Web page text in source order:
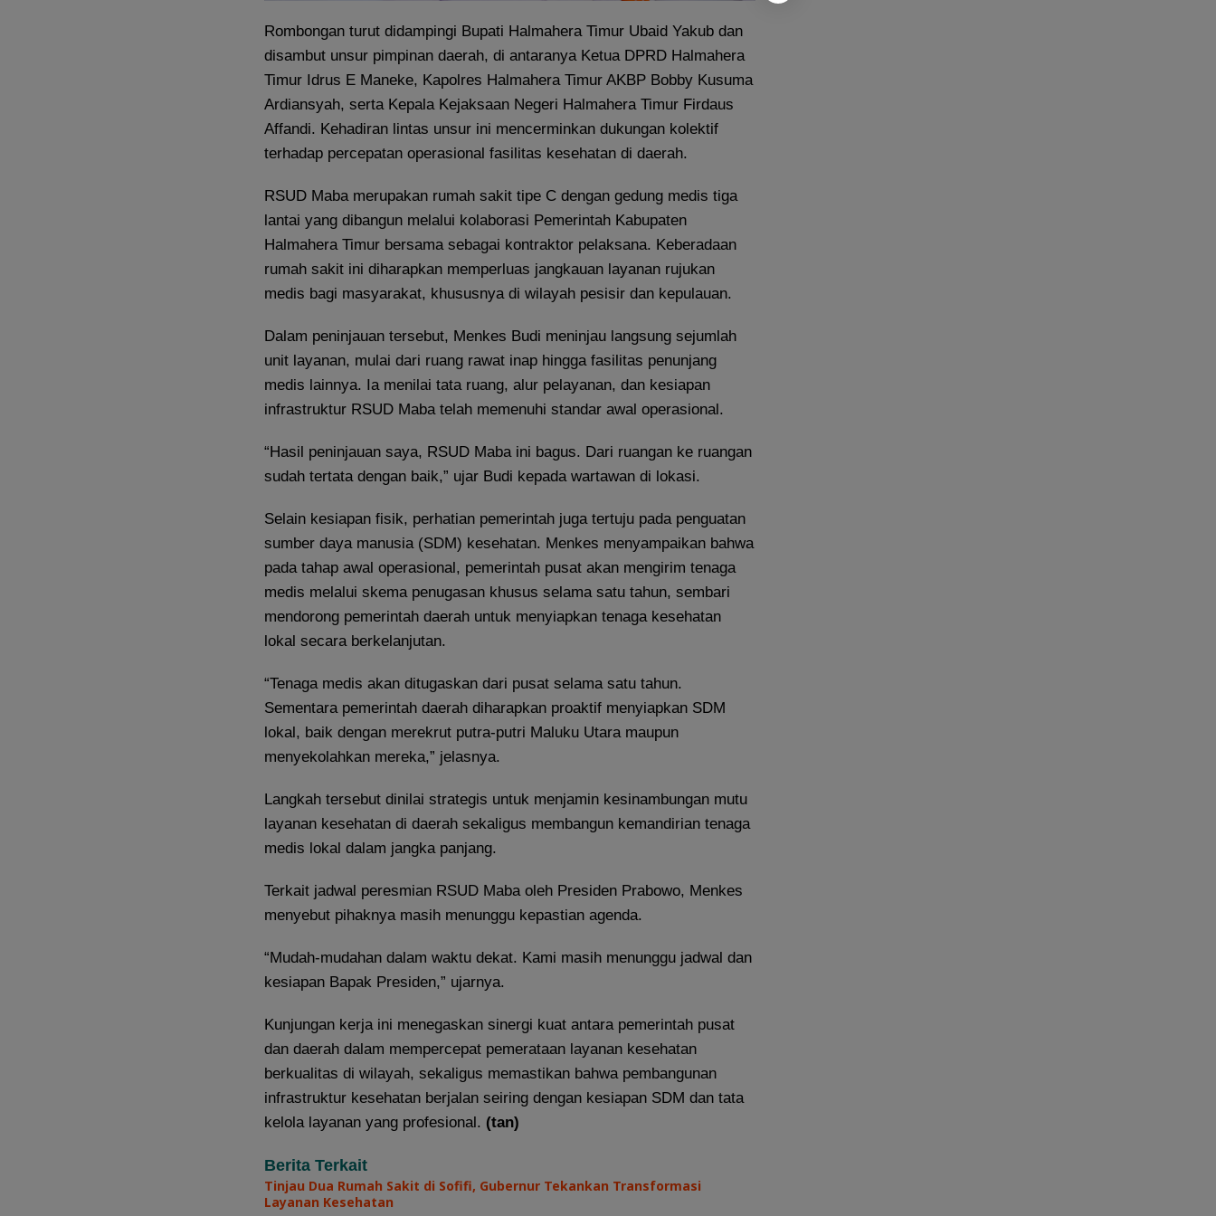
Rombongan turut didampingi Bupati Halmahera Timur Ubaid Yakub dan
disambut unsur pimpinan daerah, di antaranya Ketua DPRD Halmahera
Timur Idrus E Maneke, Kapolres Halmahera Timur AKBP Bobby Kusuma
Ardiansyah, serta Kepala Kejaksaan Negeri Halmahera Timur Firdaus
Affandi. Kehadiran lintas unsur ini mencerminkan dukungan kolektif
terhadap percepatan operasional fasilitas kesehatan di daerah.
RSUD Maba merupakan rumah sakit tipe C dengan gedung medis tiga
lantai yang dibangun melalui kolaborasi Pemerintah Kabupaten
Halmahera Timur bersama sebagai kontraktor pelaksana. Keberadaan
rumah sakit ini diharapkan memperluas jangkauan layanan rujukan
medis bagi masyarakat, khususnya di wilayah pesisir dan kepulauan.
Dalam peninjauan tersebut, Menkes Budi meninjau langsung sejumlah
unit layanan, mulai dari ruang rawat inap hingga fasilitas penunjang
medis lainnya. Ia menilai tata ruang, alur pelayanan, dan kesiapan
infrastruktur RSUD Maba telah memenuhi standar awal operasional.
“Hasil peninjauan saya, RSUD Maba ini bagus. Dari ruangan ke ruangan
sudah tertata dengan baik,” ujar Budi kepada wartawan di lokasi.
Selain kesiapan fisik, perhatian pemerintah juga tertuju pada penguatan
sumber daya manusia (SDM) kesehatan. Menkes menyampaikan bahwa
pada tahap awal operasional, pemerintah pusat akan mengirim tenaga
medis melalui skema penugasan khusus selama satu tahun, sembari
mendorong pemerintah daerah untuk menyiapkan tenaga kesehatan
lokal secara berkelanjutan.
“Tenaga medis akan ditugaskan dari pusat selama satu tahun.
Sementara pemerintah daerah diharapkan proaktif menyiapkan SDM
lokal, baik dengan merekrut putra-putri Maluku Utara maupun
menyekolahkan mereka,” jelasnya.
Langkah tersebut dinilai strategis untuk menjamin kesinambungan mutu
layanan kesehatan di daerah sekaligus membangun kemandirian tenaga
medis lokal dalam jangka panjang.
Terkait jadwal peresmian RSUD Maba oleh Presiden Prabowo, Menkes
menyebut pihaknya masih menunggu kepastian agenda.
“Mudah-mudahan dalam waktu dekat. Kami masih menunggu jadwal dan
kesiapan Bapak Presiden,” ujarnya.
Kunjungan kerja ini menegaskan sinergi kuat antara pemerintah pusat
dan daerah dalam mempercepat pemerataan layanan kesehatan
berkualitas di wilayah, sekaligus memastikan bahwa pembangunan
infrastruktur kesehatan berjalan seiring dengan kesiapan SDM dan tata
kelola layanan yang profesional. (tan)
Berita Terkait
Tinjau Dua Rumah Sakit di Sofifi, Gubernur Tekankan Transformasi
Layanan Kesehatan